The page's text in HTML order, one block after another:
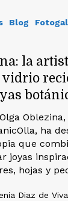
Blog
la
ha
que
joyas
hojas y
Diaz de